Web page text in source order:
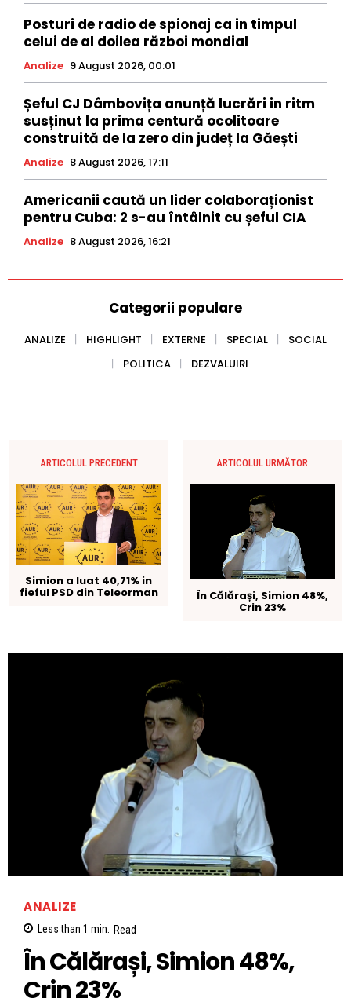
Posturi de radio de spionaj ca in timpul
celui de al doilea război mondial
Analize 9 August 2026, 00:01
Șeful CJ Dâmbovița anunță lucrări in ritm
susținut la prima centură ocolitoare
construită de la zero din județ la Găești
Analize 8 August 2026, 17:11
Americanii caută un lider colaboraționist
pentru Cuba: 2 s-au întâlnit cu șeful CIA
Analize 8 August 2026, 16:21
Categorii populare
ANALIZE HIGHLIGHT EXTERNE SPECIAL
SOCIAL
POLITICA
DEZVALUIRI
ARTICOLUL PRECEDENT
Simion a luat 40,71% in
fieful PSD din Teleorman
ARTICOLUL URMĂTOR
În Călărași, Simion 48%,
Crin 23%